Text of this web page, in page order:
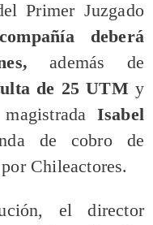
Primer Juzgado
deberá
además de
de 25 UTM y
Isabel
de cobro de
Chileactores.
el director